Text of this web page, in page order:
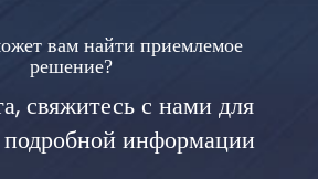
вам найти приемлемое
решение?
свяжитесь с нами для
информации